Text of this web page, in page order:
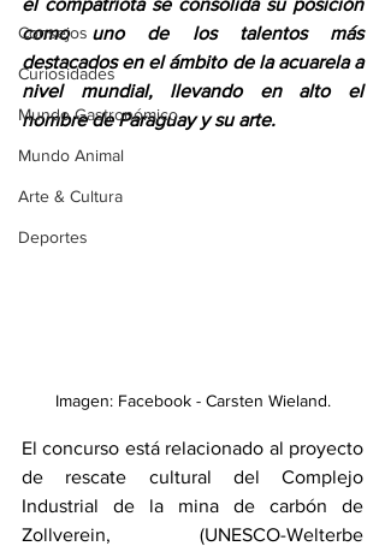
Consejos
Curiosidades
Mundo Gastronómico
Mundo Animal
Arte & Cultura
Deportes
el compatriota se consolida su posición
como uno de los talentos más
destacados en el ámbito de la acuarela a
nivel mundial, llevando en alto el
nombre de Paraguay y su arte.
Imagen: Facebook - Carsten Wieland.
El concurso está relacionado al proyecto
de rescate cultural del Complejo
Industrial de la mina de carbón de
Zollverein, (UNESCO-Welterbe